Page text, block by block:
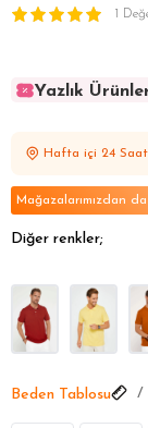
1
Yazlık
Yazlık
Hafta içi 24
Mağazalarımızdan
Diğer renkler;
Beden Tablosu